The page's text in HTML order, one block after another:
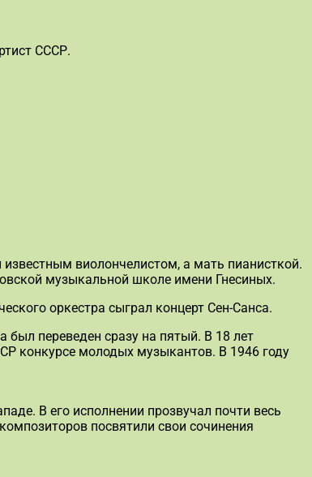
СССР.
виолончелистом, а мать пианисткой.
музыкальной школе имени Гнесиных.
оркестра сыграл концерт Сен-Санса.
был переведен сразу на пятый. В 18 лет
конкурсе молодых музыкантов. В 1946 году
В его исполнении прозвучал почти весь
посвятили свои сочинения